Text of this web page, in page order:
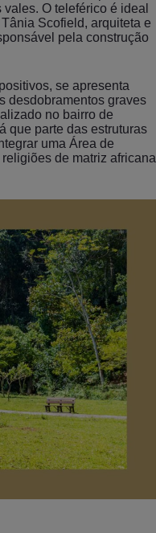
O teleférico é ideal
Scofield, arquiteta e
pela construção
se apresenta
desdobramentos graves
no bairro de
que parte das estruturas
uma Área de
de matriz africana